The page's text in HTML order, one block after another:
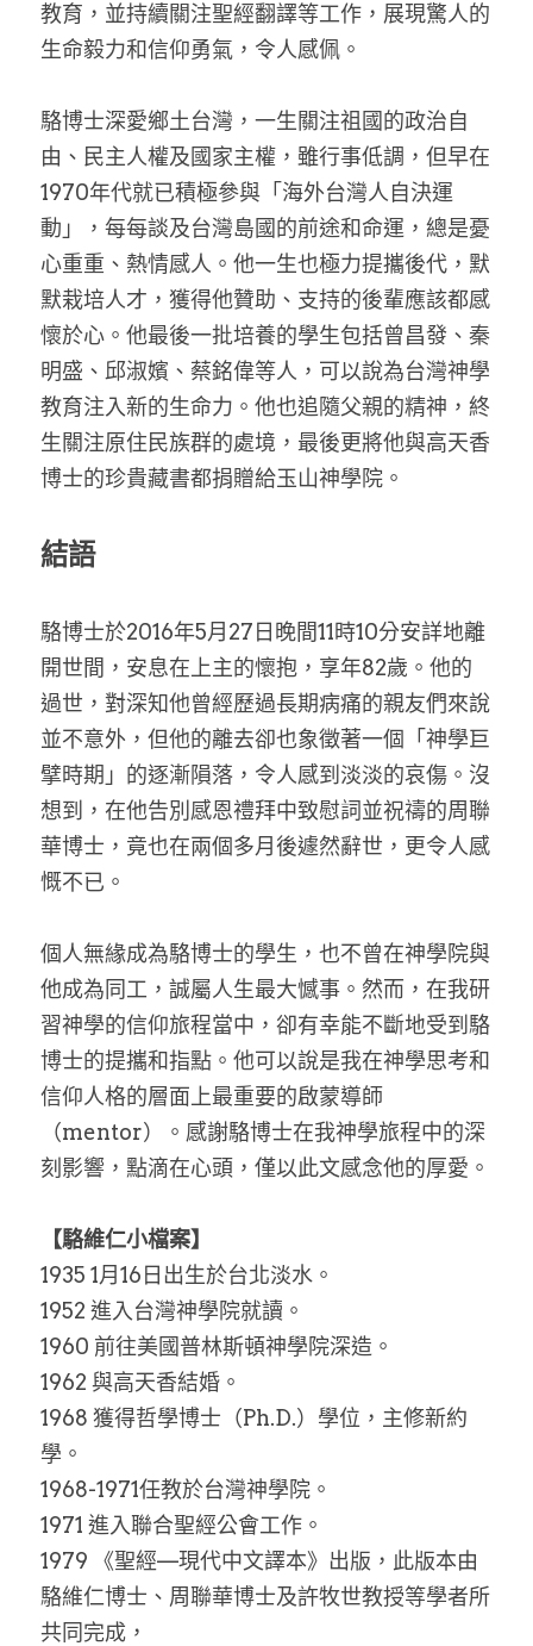
教育，並持續關注聖經翻譯等工作，展現驚人的
生命毅力和信仰勇氣，令人感佩。
駱博士深愛鄉土台灣，一生關注祖國的政治自
由、民主人權及國家主權，雖行事低調，但早在
1970年代就已積極參與「海外台灣人自決運
動」，每每談及台灣島國的前途和命運，總是憂
心重重、熱情感人。他一生也極力提攜後代，默
默栽培人才，獲得他贊助、支持的後輩應該都感
懷於心。他最後一批培養的學生包括曾昌發、秦
明盛、邱淑嬪、蔡銘偉等人，可以說為台灣神學
教育注入新的生命力。他也追隨父親的精神，終
生關注原住民族群的處境，最後更將他與高天香
博士的珍貴藏書都捐贈給玉山神學院。
結語
駱博士於2016年5月27日晚間11時10分安詳地離
開世間，安息在上主的懷抱，享年82歲。他的
過世，對深知他曾經歷過長期病痛的親友們來說
並不意外，但他的離去卻也象徵著一個「神學巨
擘時期」的逐漸隕落，令人感到淡淡的哀傷。沒
想到，在他告別感恩禮拜中致慰詞並祝禱的周聯
華博士，竟也在兩個多月後遽然辭世，更令人感
慨不已。
個人無緣成為駱博士的學生，也不曾在神學院與
他成為同工，誠屬人生最大憾事。然而，在我研
習神學的信仰旅程當中，卻有幸能不斷地受到駱
博士的提攜和指點。他可以說是我在神學思考和
信仰人格的層面上最重要的啟蒙導師
（mentor）。感謝駱博士在我神學旅程中的深
刻影響，點滴在心頭，僅以此文感念他的厚愛。
【駱維仁小檔案】
1935 1月16日出生於台北淡水。
1952 進入台灣神學院就讀。
1960 前往美國普林斯頓神學院深造。
1962 與高天香結婚。
1968 獲得哲學博士（Ph.D.）學位，主修新約
學。
1968-1971任教於台灣神學院。
1971 進入聯合聖經公會工作。
1979 《聖經––現代中文譯本》出版，此版本由
駱維仁博士、周聯華博士及許牧世教授等學者所
共同完成，